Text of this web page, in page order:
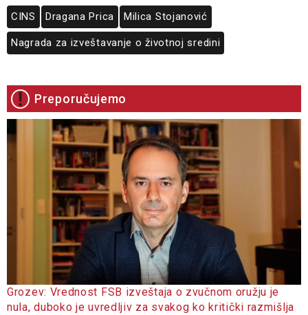
CINS Dragana Prica Milica Stojanović
Nagrada za izveštavanje o životnoj sredini
Preporučujemo
Grozev: Vrednost FSB izveštaja o zvučnom oružju je
nula, duboko je uvredljiv za svakog ko kritički razmišlja